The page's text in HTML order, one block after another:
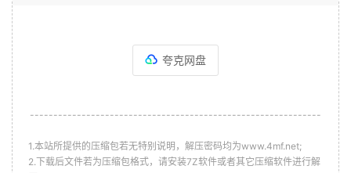
夸克网盘
--------------------------------------------------------------
1.本站所提供的压缩包若无特别说明，解压密码均为www.4mf.net;
2.下载后文件若为压缩包格式，请安装7Z软件或者其它压缩软件进行解